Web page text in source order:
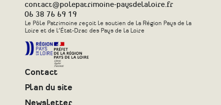
contact@polepatrimoine-paysdelaloire.fr
06 38 76 69 19
Le Pôle Patrimoine reçoit le soutien de la Région Pays de la
Loire et de l’État-Drac des Pays de la Loire
Contact
Plan du site
Newsletter